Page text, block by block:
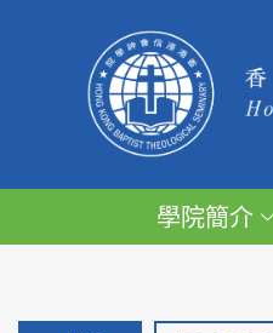
學院簡介